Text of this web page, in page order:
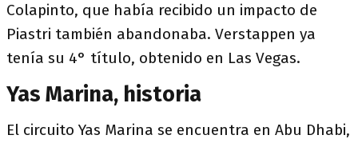
Colapinto, que había recibido un impacto de
Piastri también abandonaba. Verstappen ya
tenía su 4° título, obtenido en Las Vegas.
Yas Marina, historia
El circuito Yas Marina se encuentra en Abu Dhabi,